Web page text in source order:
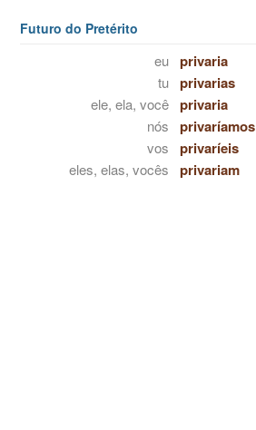
Futuro do Pretérito
eu privaria
tu privarias
ele, ela, você privaria
nós privaríamos
vos privaríeis
eles, elas, vocês privariam